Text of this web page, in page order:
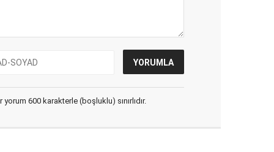
600 karakterle (boşluklu) sınırlıdır.